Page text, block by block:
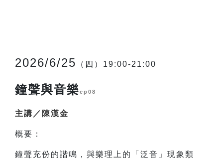
2026/6/25 （四）19:00-21:00
鐘聲與音樂ep08
主講／陳漢金
概要：
鐘聲充份的諧鳴，與樂理上的「泛音」現象類